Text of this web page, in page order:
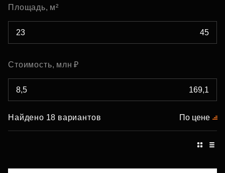
Площадь, м²
Стоимость, млн ₽
Найдено 18 вариантов По цене